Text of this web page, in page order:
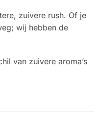
zuivere rush. Of je
wij hebben de
van zuivere aroma’s